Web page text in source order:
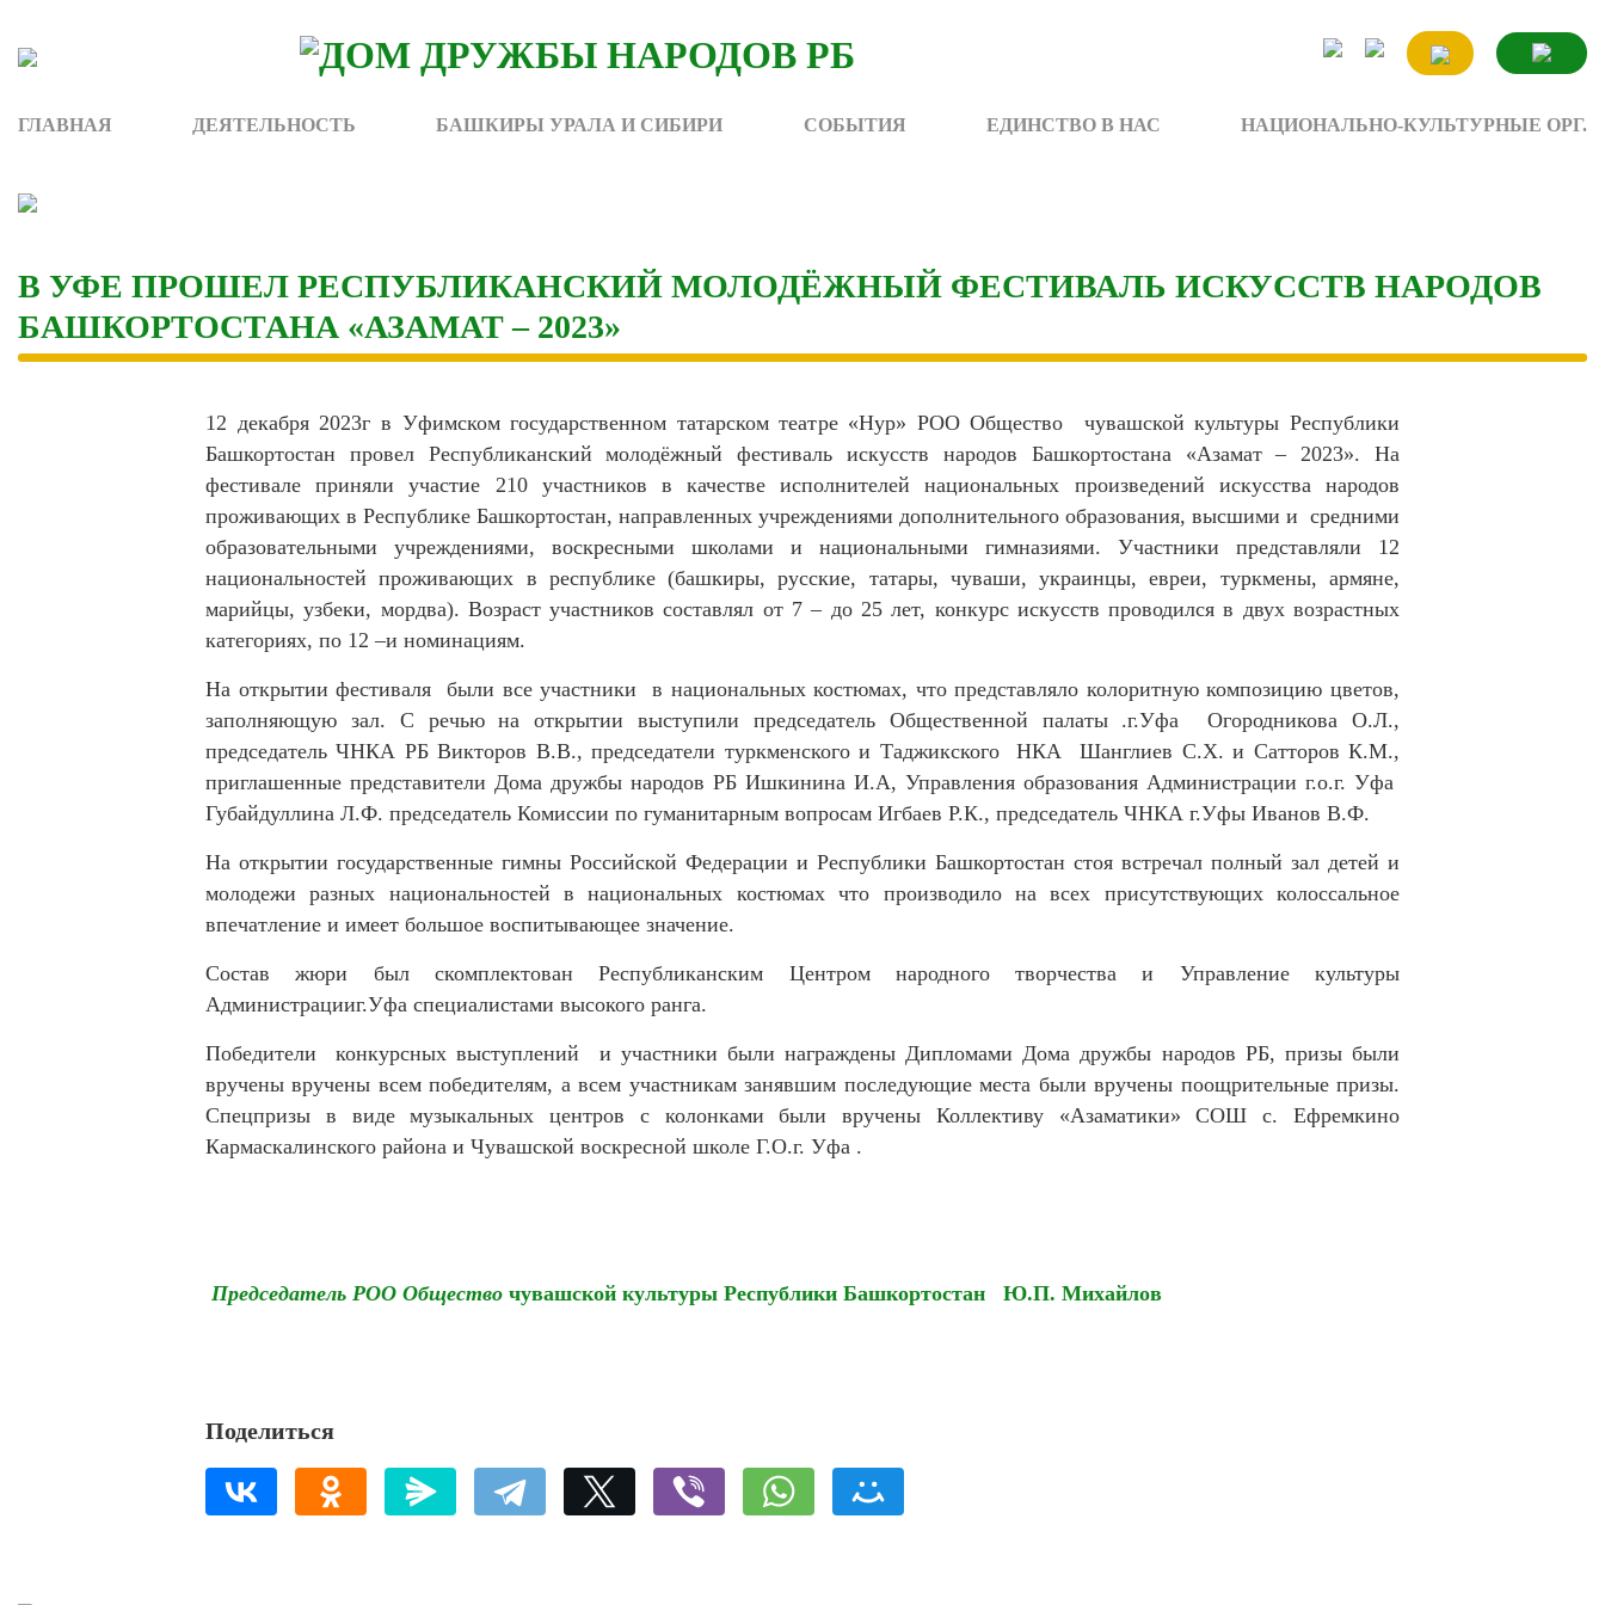
content
ГЛАВНАЯ ДЕЯТЕЛЬНОСТЬ БАШКИРЫ УРАЛА И СИБИРИ СОБЫТИЯ ЕДИНСТВО В НАС НАЦИОНАЛЬНО-КУЛЬТУРНЫЕ ОРГ.
В УФЕ ПРОШЕЛ РЕСПУБЛИКАНСКИЙ МОЛОДЁЖНЫЙ ФЕСТИВАЛЬ ИСКУССТВ НАРОДОВ
БАШКОРТОСТАНА «АЗАМАТ – 2023»
12 декабря 2023г в Уфимском государственном татарском театре «Нур» РОО Общество чувашской культуры Республики
Башкортостан провел Республиканский молодёжный фестиваль искусств народов Башкортостана «Азамат – 2023». На
фестивале приняли участие 210 участников в качестве исполнителей национальных произведений искусства народов
проживающих в Республике Башкортостан, направленных учреждениями дополнительного образования, высшими и средними
образовательными учреждениями, воскресными школами и национальными гимназиями. Участники представляли 12
национальностей проживающих в республике (башкиры, русские, татары, чуваши, украинцы, евреи, туркмены, армяне,
марийцы, узбеки, мордва). Возраст участников составлял от 7 – до 25 лет, конкурс искусств проводился в двух возрастных
категориях, по 12 –и номинациям.
На открытии фестиваля были все участники в национальных костюмах, что представляло колоритную композицию цветов,
заполняющую зал. С речью на открытии выступили председатель Общественной палаты .г.Уфа Огородникова О.Л.,
председатель ЧНКА РБ Викторов В.В., председатели туркменского и Таджикского НКА Шанглиев С.Х. и Сатторов К.М.,
приглашенные представители Дома дружбы народов РБ Ишкинина И.А, Управления образования Администрации г.о.г. Уфа
Губайдуллина Л.Ф. председатель Комиссии по гуманитарным вопросам Игбаев Р.К., председатель ЧНКА г.Уфы Иванов В.Ф.
На открытии государственные гимны Российской Федерации и Республики Башкортостан стоя встречал полный зал детей и
молодежи разных национальностей в национальных костюмах что производило на всех присутствующих колоссальное
впечатление и имеет большое воспитывающее значение.
Состав жюри был скомплектован Республиканским Центром народного творчества и Управление культуры
Администрацииг.Уфа специалистами высокого ранга.
Победители конкурсных выступлений и участники были награждены Дипломами Дома дружбы народов РБ, призы были
вручены вручены всем победителям, а всем участникам занявшим последующие места были вручены поощрительные призы.
Спецпризы в виде музыкальных центров с колонками были вручены Коллективу «Азаматики» СОШ с. Ефремкино
Кармаскалинского района и Чувашской воскресной школе Г.О.г. Уфа .
Председатель РОО Общество чувашской культуры Республики Башкортостан Ю.П. Михайлов
Поделиться